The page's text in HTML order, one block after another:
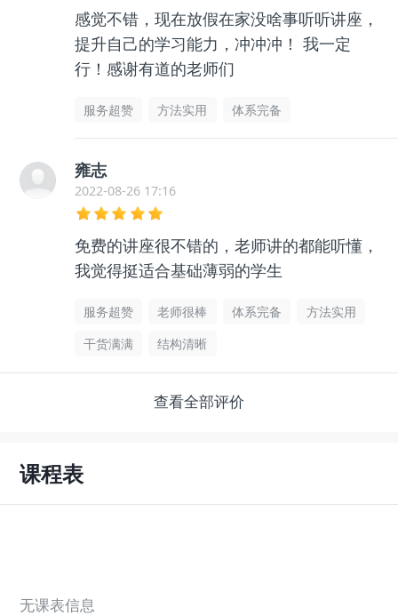
感觉不错，现在放假在家没啥事听听讲座，
提升自己的学习能力，冲冲冲！ 我一定
行！感谢有道的老师们
服务超赞 方法实用 体系完备
雍志
2022-08-26 17:16
免费的讲座很不错的，老师讲的都能听懂，
我觉得挺适合基础薄弱的学生
服务超赞 老师很棒 体系完备
方法实用
干货满满
结构清晰
查看全部评价
课程表
无课表信息